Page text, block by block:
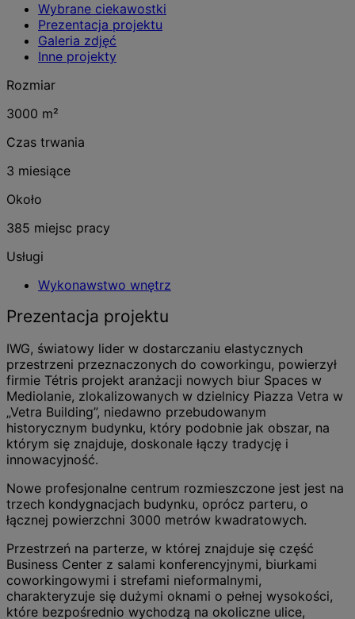
Wybrane ciekawostki
Prezentacja projektu
Galeria zdjęć
Inne projekty
Rozmiar
3000 m²
Czas trwania
3 miesiące
Około
385 miejsc pracy
Usługi
Wykonawstwo wnętrz
Prezentacja projektu
IWG, światowy lider w dostarczaniu elastycznych
przestrzeni przeznaczonych do coworkingu, powierzył
firmie Tétris projekt aranżacji nowych biur Spaces w
Mediolanie, zlokalizowanych w dzielnicy Piazza Vetra w
„Vetra Building”, niedawno przebudowanym
historycznym budynku, który podobnie jak obszar, na
którym się znajduje, doskonale łączy tradycję i
innowacyjność.
Nowe profesjonalne centrum rozmieszczone jest jest na
trzech kondygnacjach budynku, oprócz parteru, o
łącznej powierzchni 3000 metrów kwadratowych.
Przestrzeń na parterze, w której znajduje się część
Business Center z salami konferencyjnymi, biurkami
coworkingowymi i strefami nieformalnymi,
charakteryzuje się dużymi oknami o pełnej wysokości,
które bezpośrednio wychodzą na okoliczne ulice,